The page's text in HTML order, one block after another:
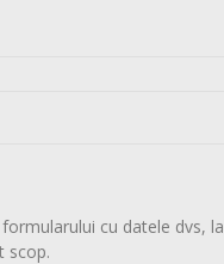
cu datele dvs, la
scop.